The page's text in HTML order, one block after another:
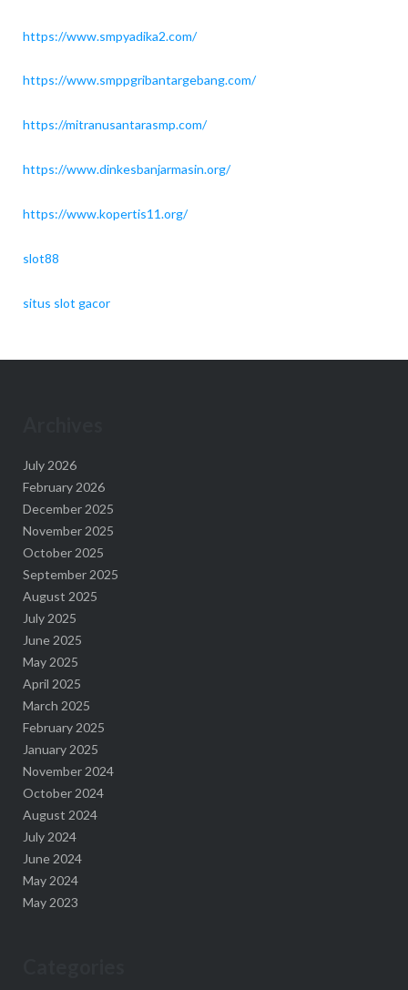
https://www.smpyadika2.com/
https://www.smppgribantargebang.com/
https://mitranusantarasmp.com/
https://www.dinkesbanjarmasin.org/
https://www.kopertis11.org/
slot88
situs slot gacor
July 2026
February 2026
December 2025
November 2025
October 2025
September 2025
August 2025
July 2025
June 2025
May 2025
April 2025
March 2025
February 2025
January 2025
November 2024
October 2024
August 2024
July 2024
June 2024
May 2024
May 2023